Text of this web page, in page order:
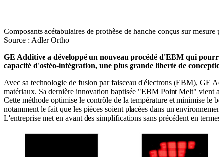
Composants acétabulaires de prothèse de hanche conçus sur
Source : Adler Ortho
GE Additive a développé un nouveau procédé d'EBM qui
capacité d'ostéo-intégration, une plus grande liberté de
Avec sa technologie de fusion par faisceau d'électrons (EBM), GE
matériaux. Sa dernière innovation baptisée "EBM Point Melt" vient
Cette méthode optimise le contrôle de la température et minimise le
notamment le fait que les pièces soient placées dans un
L'entreprise met en avant des simplifications sans précédent en